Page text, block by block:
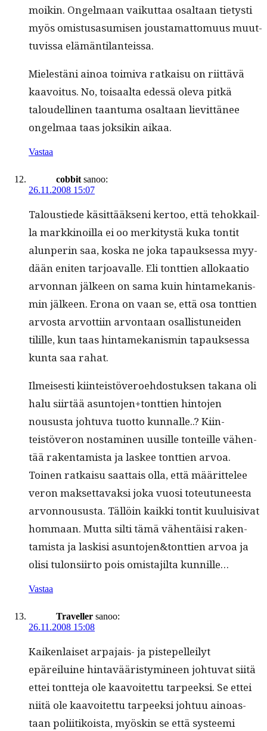
moikin. Ongel­maan vaikut­taa osaltaan tietysti
myös omis­tusasumisen jous­ta­mat­to­muus muut­
tuvis­sa elämäntilanteissa.
Mielestäni ain­oa toimi­va ratkaisu on riit­tävä
kaavoitus. No, toisaal­ta edessä ole­va pitkä
taloudelli­nen taan­tu­ma osaltaan lievit­tänee
ongel­maa taas jok­sikin aikaa.
Vastaa
cobbit sanoo:
26.11.2008 15:07
Taloustiede käsit­tääk­seni ker­too, että tehokkail­
la markki­noil­la ei oo merk­i­tys­tä kuka ton­tit
alun­perin saa, kos­ka ne joka tapauk­ses­sa myy­
dään eniten tar­joavalle. Eli tont­tien allokaa­tio
arvon­nan jäl­keen on sama kuin hin­tamekanis­
min jäl­keen. Erona on vaan se, että osa tont­tien
arvos­ta arvot­ti­in arvon­taan osal­lis­tunei­den
tilille, kun taas hin­tamekanis­min tapauk­ses­sa
kun­ta saa rahat.
Ilmeis­es­ti kiin­teistöveroe­hdos­tuk­sen takana oli
halu siirtää asuntojen+tonttien hin­to­jen
nousus­ta johtu­va tuot­to kun­nalle..? Kiin­
teistöveron nos­t­a­mi­nen uusille ton­teille vähen­
tää rak­en­tamista ja las­kee tont­tien arvoa.
Toinen ratkaisu saat­tais olla, että määrit­telee
veron mak­set­tavak­si joka vuosi toteu­tuneesta
arvon­nousus­ta. Täl­löin kaik­ki ton­tit kuu­luisi­vat
hom­maan. Mut­ta silti tämä vähen­täisi rak­en­
tamista ja lask­isi asuntojen&tonttien arvoa ja
olisi tulon­si­ir­to pois omis­ta­jil­ta kunnille…
Vastaa
Traveller sanoo:
26.11.2008 15:08
Kaiken­laiset arpa­jais- ja pis­te­pelleilyt
epäreiluine hin­tavääristym­i­neen johtu­vat siitä
ettei tont­te­ja ole kaavoitet­tu tarpeek­si. Se ettei
niitä ole kaavoitet­tu tarpeek­si johtuu ain­oas­
taan poli­itikoista, myöskin se että sys­tee­mi